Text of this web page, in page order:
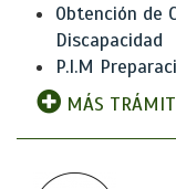
Obtención de
Discapacidad
P.I.M
MÁS